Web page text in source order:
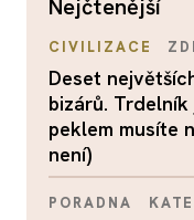
nejčtenější
CIVILIZACE
Deset
bizárů. Trdelník
peklem musíte
není)
PORADNA